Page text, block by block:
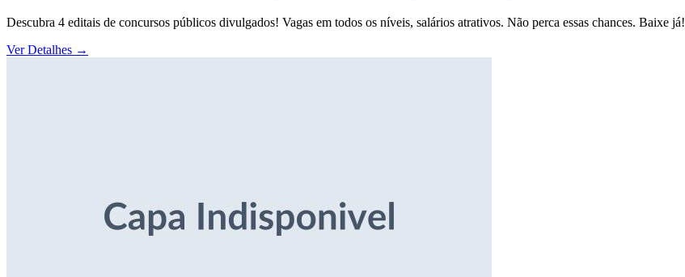
Descubra 4 editais de concursos públicos divulgados! Vagas em todos os níveis, salários atrativos. Não perca essas chances. Baixe já!
Ver Detalhes →